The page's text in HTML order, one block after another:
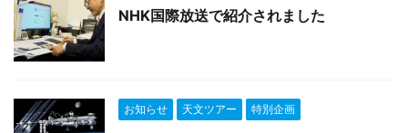
NHK国際放送で紹介されました
お知らせ 天文ツアー 特別企画